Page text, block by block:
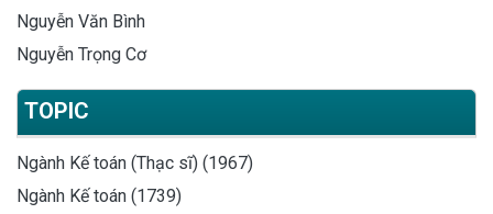
Nguyễn Văn Bình
Nguyễn Trọng Cơ
TOPIC
Ngành Kế toán (Thạc sĩ) (1967)
Ngành Kế toán (1739)